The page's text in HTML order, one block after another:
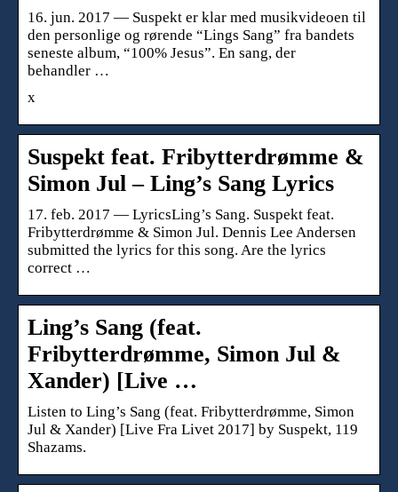
16. jun. 2017 — Suspekt er klar med musikvideoen til
den personlige og rørende “Lings Sang” fra bandets
seneste album, “100% Jesus”. En sang, der
behandler …
x
Suspekt feat. Fribytterdrømme &
Simon Jul – Ling’s Sang Lyrics
17. feb. 2017 — LyricsLing’s Sang. Suspekt feat.
Fribytterdrømme & Simon Jul. Dennis Lee Andersen
submitted the lyrics for this song. Are the lyrics
correct …
Ling’s Sang (feat.
Fribytterdrømme, Simon Jul &
Xander) [Live …
Listen to Ling’s Sang (feat. Fribytterdrømme, Simon
Jul & Xander) [Live Fra Livet 2017] by Suspekt, 119
Shazams.